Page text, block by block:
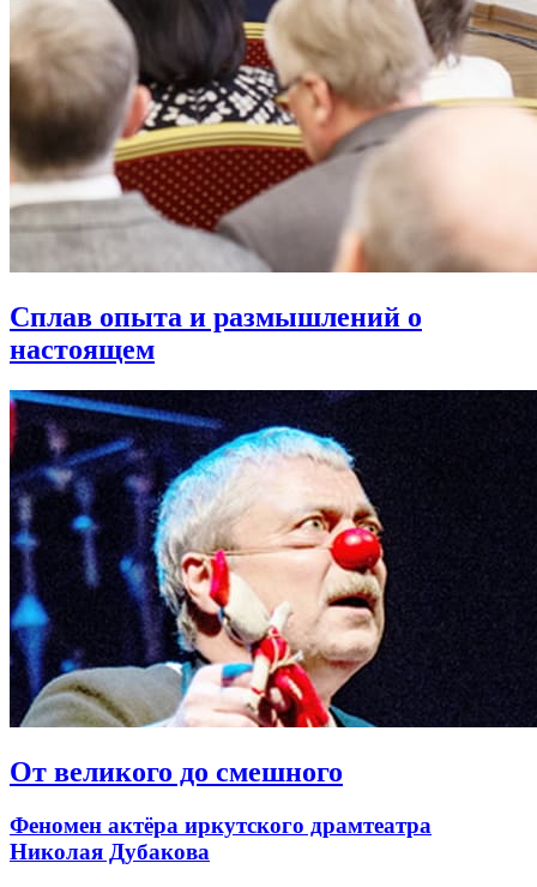
Сплав опыта и размышлений о
настоящем
От великого до смешного
Феномен актёра иркутского драмтеатра
Николая Дубакова